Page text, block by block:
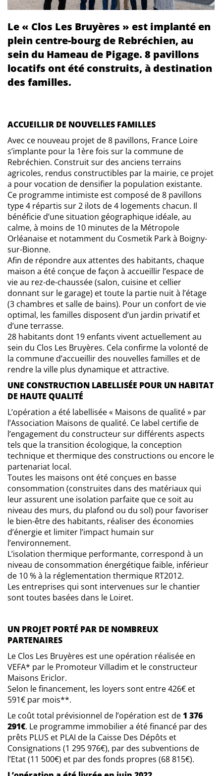
Le « Clos Les Bruyères » est implanté en
plein centre-bourg de Rebréchien, au
sein du Hameau de Pigage. 8 pavillons
locatifs ont été construits, à destination
des familles.
ACCUEILLIR DE NOUVELLES FAMILLES
Avec ce nouveau projet de 8 pavillons, France Loire
s’implante pour la 1ère fois sur la commune de
Rebréchien. Construit sur des anciens terrains
agricoles, rendus constructibles par la mairie, ce projet
a pour vocation de densifier la population existante.
Ce programme intimiste est composé de 8 pavillons
type 4 répartis sur 2 ilots de 4 logements chacun. Il
bénéficie d’une situation géographique idéale, au
calme, à moins de 10 minutes de la Métropole
Orléanaise et notamment du Cosmetik Park à Boigny-
sur-Bionne.
Afin de répondre aux attentes des habitants, chaque
maison a été conçue de façon à accueillir l’espace de
vie au rez-de-chaussée (salon, cuisine et cellier
donnant sur le garage) et toute la partie nuit à l’étage
(3 chambres et salle de bains). Pour un confort de vie
optimal, les familles disposent d’un jardin privatif et
d’une terrasse.
28 habitants dont 19 enfants vivent actuellement au
sein du Clos Les Bruyères. Cela confirme la volonté de
la commune d’accueillir des nouvelles familles et de
rendre la ville plus dynamique et attractive.
UNE CONSTRUCTION LABELLISÉE POUR UN HABITAT
DE HAUTE QUALITÉ
L’opération a été labellisée « Maisons de qualité » par
l’Association Maisons de qualité. Ce label certifie de
l’engagement du constructeur sur différents aspects
tels que la transition écologique, la conception
technique et thermique des constructions ou encore le
partenariat local.
Toutes les maisons ont été conçues en basse
consommation (construites dans des matériaux qui
leur assurent une isolation parfaite que ce soit au
niveau des murs, du plafond ou du sol) pour favoriser
le bien-être des habitants, réaliser des économies
d’énergie et limiter l’impact humain sur
l’environnement.
L’isolation thermique performante, correspond à un
niveau de consommation énergétique faible, inférieur
de 10 % à la réglementation thermique RT2012.
Les entreprises qui sont intervenues sur le chantier
sont toutes basées dans le Loiret.
UN PROJET PORTÉ PAR DE NOMBREUX
PARTENAIRES
Le Clos Les Bruyères est une opération réalisée en
VEFA* par le Promoteur Villadim et le constructeur
Maisons Ericlor.
Selon le financement, les loyers sont entre 426€ et
591€ par mois**.
Le coût total prévisionnel de l’opération est de1 376
291€. Le programme immobilier a été financé par des
prêts PLUS et PLAI de la Caisse Des Dépôts et
Consignations (1 295 976€), par des subventions de
l’Etat (11 500€) et par des fonds propres (68 815€).